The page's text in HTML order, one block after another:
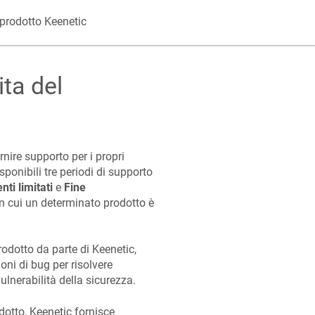
Keenetic
del
supporto per i propri
tre periodi di supporto
limitatie Fine
cui un determinato prodotto è
da parte di Keenetic,
di bug per risolvere
della sicurezza.
Keenetic fornisce